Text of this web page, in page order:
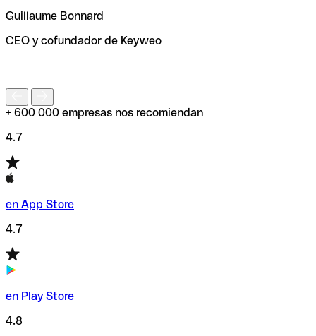
de enviar tu transferencia.
Guillaume Bonnard
CEO y cofundador de Keyweo
+ 600 000 empresas nos recomiendan
4.7
en App Store
4.7
en Play Store
4.8